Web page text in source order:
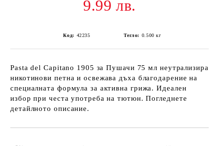
9.99 лв.
Код: 42235 Тегло: 0.500 кг
Pasta del Capitano 1905 за Пушачи 75 мл неутрализира
никотинови петна и освежава дъха благодарение на
специалната формула за активна грижа. Идеален
избор при честа употреба на тютюн. Погледнете
детайлното описание.